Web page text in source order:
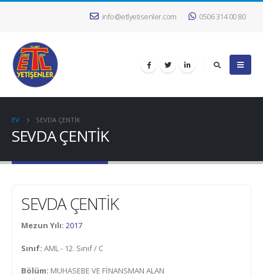
info@etlyetisenler.com 0506 314 00 80
EV SEVDA ÇENTİK
SEVDA ÇENTİK
SEVDA ÇENTİK
Mezun Yılı: 2017
Sınıf: AML - 12. Sınıf / C
Bölüm: MUHASEBE VE FİNANSMAN ALAN